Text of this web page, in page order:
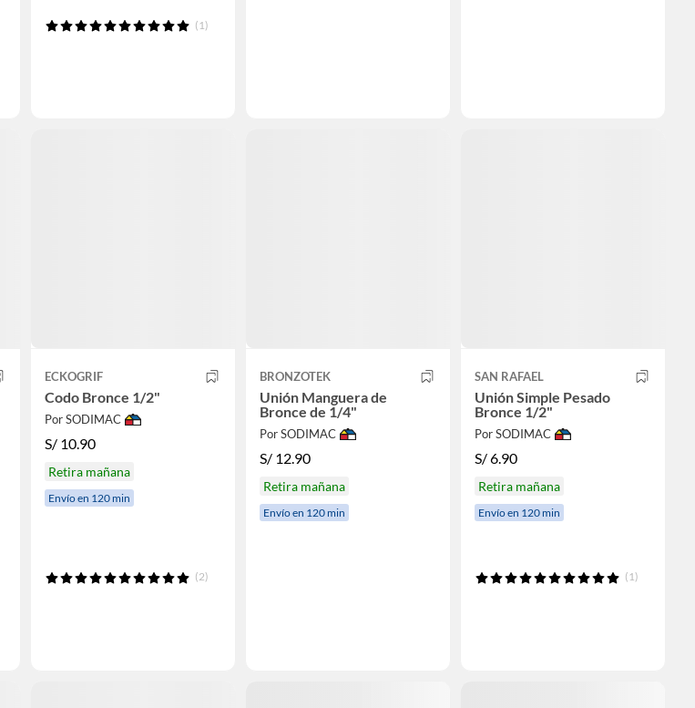
(1)
ECKOGRIF
Codo Bronce 1/2"
Por SODIMAC
S/ 10.90
Retira mañana
Envío en 120 min
(2)
BRONZOTEK
Unión Manguera de
Bronce de 1/4"
Por SODIMAC
S/ 12.90
Retira mañana
Envío en 120 min
SAN RAFAEL
Unión Simple Pesado
Bronce 1/2"
Por SODIMAC
S/6.90
Retira mañana
Envío en 120 min
(1)